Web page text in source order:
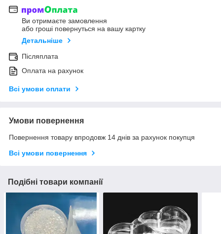
Ви отримаєте замовлення
або гроші повернуться на вашу картку
Детальніше
Післяплата
Оплата на рахунок
Всі умови оплати
Умови повернення
Повернення товару впродовж 14 днів за рахунок покупця
Всі умови повернення
Подібні товари компанії